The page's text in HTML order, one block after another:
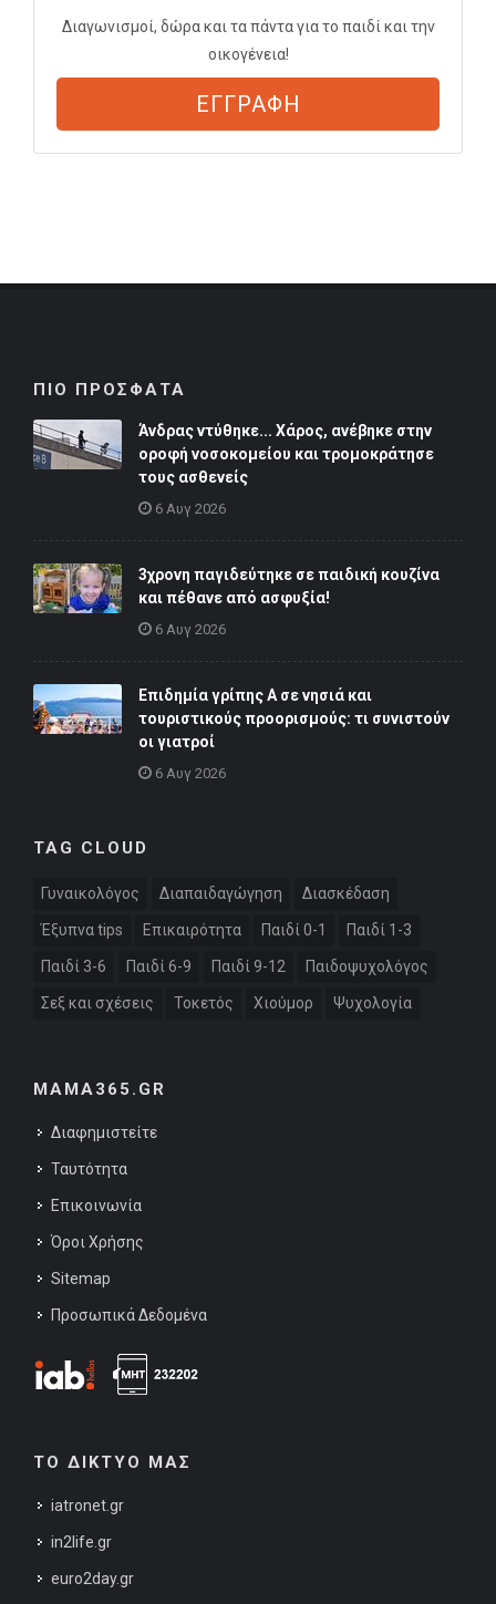
Διαγωνισμοί, δώρα και τα πάντα για το παιδί και την
οικογένεια!
ΕΓΓΡΑΦΗ
ΠΙΟ ΠΡΟΣΦΑΤΑ
Άνδρας ντύθηκε... Χάρος, ανέβηκε στην
οροφή νοσοκομείου και τρομοκράτησε
τους ασθενείς
6 Αυγ 2026
3χρονη παγιδεύτηκε σε παιδική κουζίνα
και πέθανε από ασφυξία!
6 Αυγ 2026
Επιδημία γρίπης Α σε νησιά και
τουριστικούς προορισμούς: τι συνιστούν
οι γιατροί
6 Αυγ 2026
TAG CLOUD
Γυναικολόγος Διαπαιδαγώγηση Διασκέδαση
Έξυπνα tips Επικαιρότητα Παιδί 0-1 Παιδί 1-3
Παιδί 3-6 Παιδί 6-9 Παιδί 9-12 Παιδοψυχολόγος
Σεξ και σχέσεις Τοκετός Χιούμορ Ψυχολογία
MAMA365.GR
Διαφημιστείτε
Ταυτότητα
Επικοινωνία
Όροι Χρήσης
Sitemap
Προσωπικά Δεδομένα
ΤΟ ΔΙΚΤΥΟ ΜΑΣ
iatronet.gr
in2life.gr
euro2day.gr